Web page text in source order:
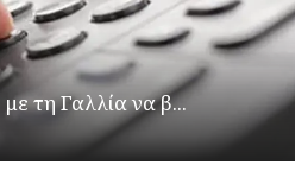
τη Γαλλία να β...